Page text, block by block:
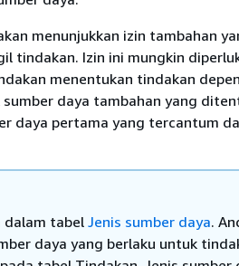
menunjukkan izin tambahan
tindakan. Izin ini mungkin
menentukan tindakan
daya tambahan yang
daya pertama yang tercantum
dalam tabel Jenis sumber daya.
daya yang berlaku untuk